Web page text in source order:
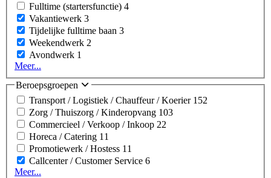
Fulltime (startersfunctie) 4
Vakantiewerk 3
Tijdelijke fulltime baan 3
Weekendwerk 2
Avondwerk 1
Meer...
Beroepsgroepen
Transport / Logistiek / Chauffeur / Koerier 152
Zorg / Thuiszorg / Kinderopvang 103
Commercieel / Verkoop / Inkoop 22
Horeca / Catering 11
Promotiewerk / Hostess 11
Callcenter / Customer Service 6
Meer...